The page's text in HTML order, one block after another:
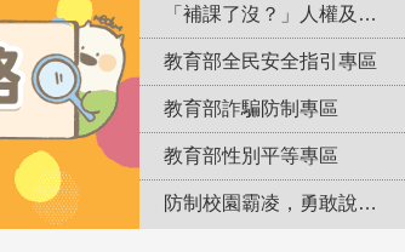
「補課了沒？」人權及轉型正義教育專區
教育部全民安全指引專區
教育部詐騙防制專區
教育部性別平等專區
防制校園霸凌，勇敢說出來！